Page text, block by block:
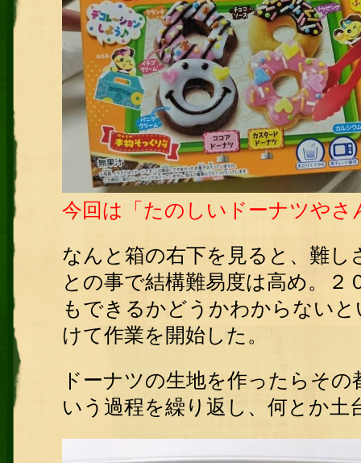
今回は「たのしいドーナツやさ
なんと箱の右下を見ると、難
との事で結構難易度は高め。２
もできるかどうかわからない
けて作業を開始した。
ドーナツの生地を作ったらそ
いう過程を繰り返し、何とか土